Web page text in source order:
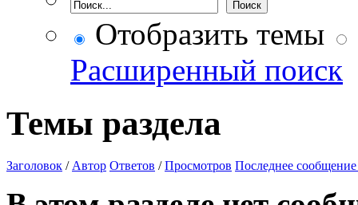
Отобразить темы
Расширенный поиск
Темы раздела
Заголовок / Автор Ответов /Просмотров Последнее сообщение